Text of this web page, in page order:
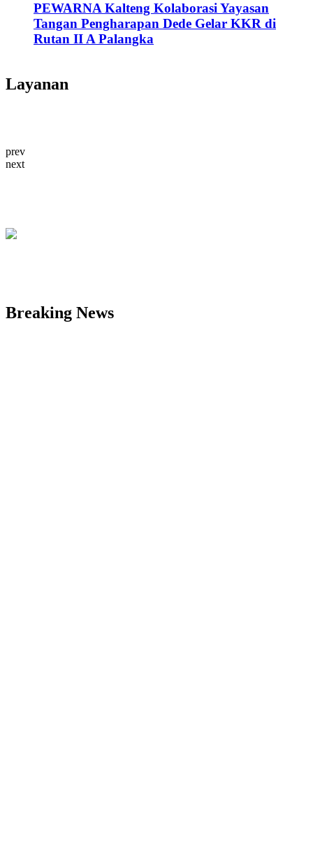
PEWARNA Kalteng Kolaborasi Yayasan
Tangan Pengharapan Dede Gelar KKR di
Rutan II A Palangka
Layanan
prev
next